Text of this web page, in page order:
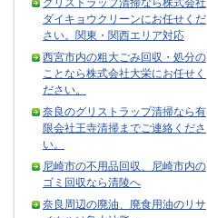
グリストラップ清掃なら株式会社
ダイキョウクリーンにお任せくだ
さい。関東・関西エリア対応
西宮市内の粗大ごみ回収・処分の
ことなら株式会社大栄にお任せく
ださい。
奈良のグリストラップ清掃なら有
限会社王寺清掃までご連絡くださ
い。
尼崎市の不用品回収、尼崎市内の
ゴミ回収なら清陵へ
奈良周辺の廃油、廃食用油のリサ